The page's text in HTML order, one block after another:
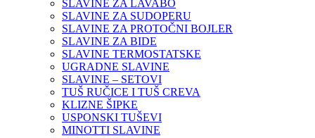
SLAVINE ZA LAVABO
SLAVINE ZA SUDOPERU
SLAVINE ZA PROTOČNI BOJLER
SLAVINE ZA BIDE
SLAVINE TERMOSTATSKE
UGRADNE SLAVINE
SLAVINE – SETOVI
TUŠ RUČICE I TUŠ CREVA
KLIZNE ŠIPKE
USPONSKI TUŠEVI
MINOTTI SLAVINE